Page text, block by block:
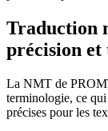
Traduction
précision
La NMT de
terminologie, ce
précises pour les